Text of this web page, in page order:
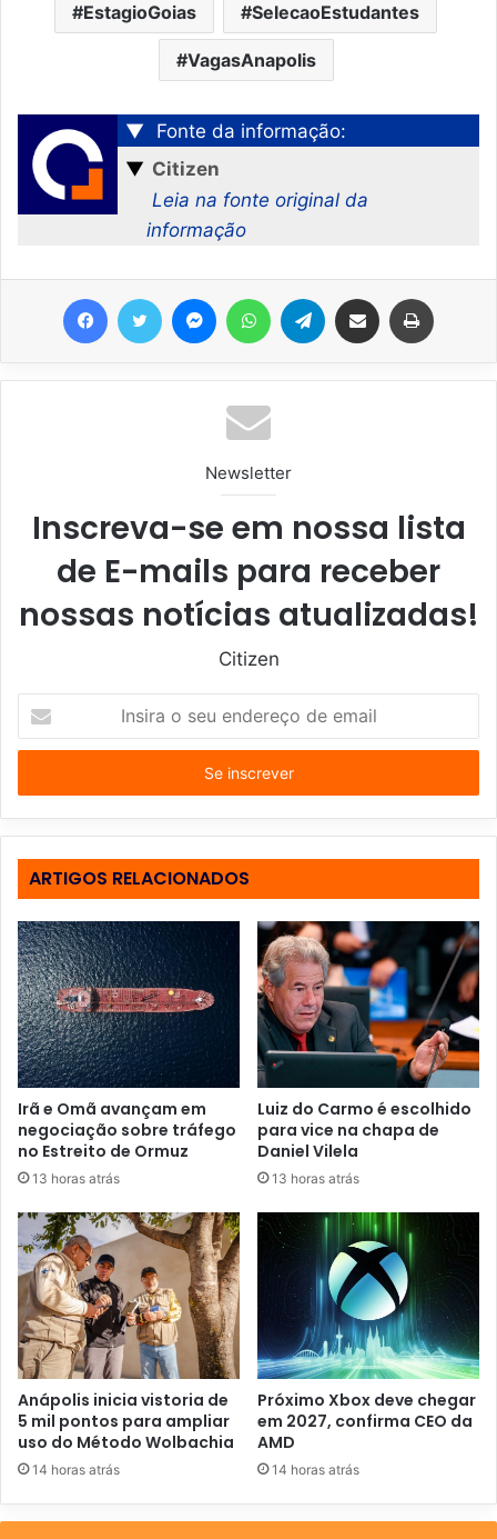
EstagioGoias SelecaoEstudantes
VagasAnapolis
▼
Fonte da informação:
▼ Citizen
Leia na fonte original da
informação
Newsletter
Inscreva-se em nossa lista
de E-mails para receber
nossas notícias atualizadas!
Citizen
s
r
a
e
n
d
e
r
e
ç
o
d
e
e
a
i
l
ARTIGOS RELACIONADOS
Irã e Omã avançam em
negociação sobre tráfego
no Estreito de Ormuz
13 horas atrás
Luiz do Carmo é escolhido
para vice na chapa de
Daniel Vilela
13 horas atrás
Anápolis inicia vistoria de
5 mil pontos para ampliar
uso do Método Wolbachia
14 horas atrás
Próximo Xbox deve chegar
em 2027, confirma CEO da
AMD
14 horas atrás